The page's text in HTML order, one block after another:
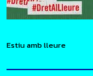
Estiu amb lleure